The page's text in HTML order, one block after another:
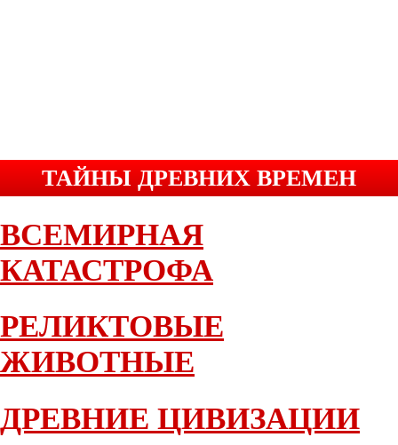
ТАЙНЫ ДРЕВНИХ ВРЕМЕН
ВСЕМИРНАЯ
КАТАСТРОФА
РЕЛИКТОВЫЕ
ЖИВОТНЫЕ
ДРЕВНИЕ ЦИВИЗАЦИИ